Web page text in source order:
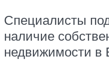
Специалисты
наличие
недвижимости в